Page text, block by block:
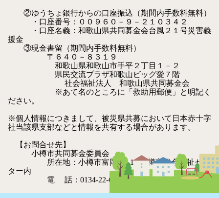
②ゆうちょ銀行からの口座振込（期間内手数料無料）
・口座番号：００９６０－９－２１０３４２
・口座名義：和歌山県共同募金会台風２１号災害義
援金
③現金書留（期間内手数料無料）
〒６４０－８３１９
和歌山県和歌山市手平２丁目１－２
県民交流プラザ和歌山ビッグ愛７階
社会福祉法人 和歌山県共同募金会
※あて名のところに「救助用郵便」と明記く
ださい。
※個人情報につきまして、被災県共募において日本赤十字
社当該県支部などと情報を共有する場合があります。
【お問合せ先】
小樽市共同募金委員会
所在地：小樽市富岡1-5-10 小樽市総合福祉セン
ター内
電 話：0134-22-6091 ＦＡＸ：0134-32-5641